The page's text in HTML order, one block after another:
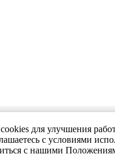
для улучшения
с условиями
с нашими